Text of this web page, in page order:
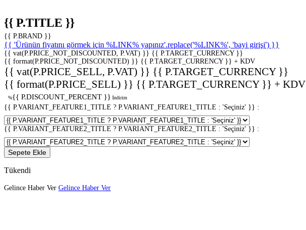
{{ P.TITLE }}
{{ P.BRAND }}
{{ 'Ürünün fiyatını görmek için %LINK% yapınız'.replace('%LINK%', 'bayi girişi') }}
{{ vat(P.PRICE_NOT_DISCOUNTED, P.VAT) }} {{ P.TARGET_CURRENCY }}
{{ format(P.PRICE_NOT_DISCOUNTED) }} {{ P.TARGET_CURRENCY }} + KDV
{{ vat(P.PRICE_SELL, P.VAT) }} {{ P.TARGET_CURRENCY }}
{{ format(P.PRICE_SELL) }} {{ P.TARGET_CURRENCY }} + KDV
%{{ P.DISCOUNT_PERCENT }} İndirim
{{ P.VARIANT_FEATURE1_TITLE ? P.VARIANT_FEATURE1_TITLE : 'Seçiniz' }} :
{{ P.VARIANT_FEATURE2_TITLE ? P.VARIANT_FEATURE2_TITLE : 'Seçiniz' }} :
Sepete Ekle
Tükendi
Gelince Haber Ver Gelince Haber Ver